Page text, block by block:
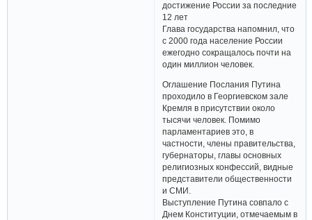
достижение России за последние
12 лет
Глава государства напомнил, что
с 2000 года население России
ежегодно сокращалось почти на
один миллион человек.
Оглашение Послания Путина
проходило в Георгиевском зале
Кремля в присутствии около
тысячи человек. Помимо
парламентариев это, в
частности, члены правительства,
губернаторы, главы основных
религиозных конфессий, видные
представители общественности
и СМИ.
Выступление Путина совпало с
Днем Конституции, отмечаемым в